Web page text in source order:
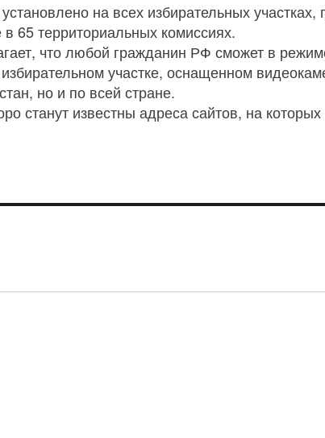
на всех избирательных
65 территориальных комиссиях.
что любой гражданин РФ сможет в
участке, оснащенном
но и по всей стране.
станут известны адреса сайтов, на